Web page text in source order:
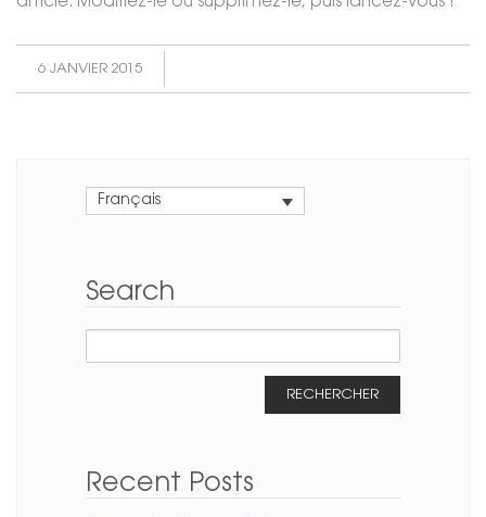
6 JANVIER 2015
Français
Search
Recent Posts